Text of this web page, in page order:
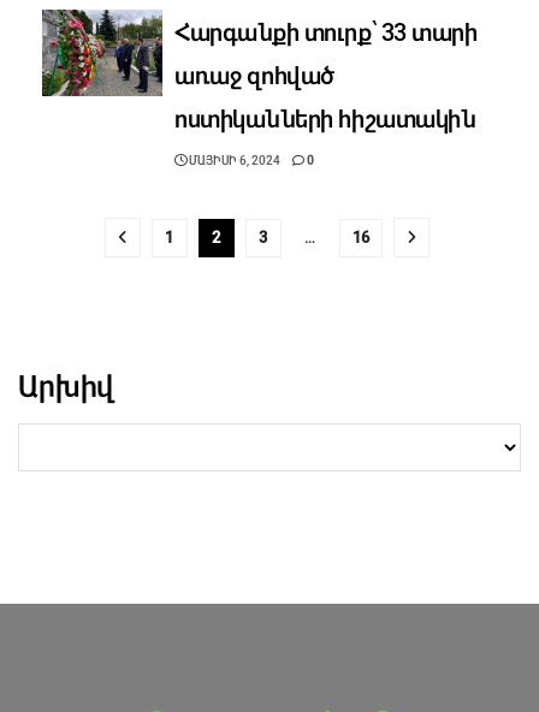
Հարգանքի տուրք՝ 33 տարի
առաջ զոհված
ոստիկանների հիշատակին
ՄԱՅԻՍԻ 6, 2024 0
1 2 3 … 16
Արխիվ